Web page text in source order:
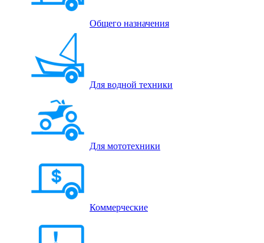
Общего назначения
Для водной техники
Для мототехники
Коммерческие